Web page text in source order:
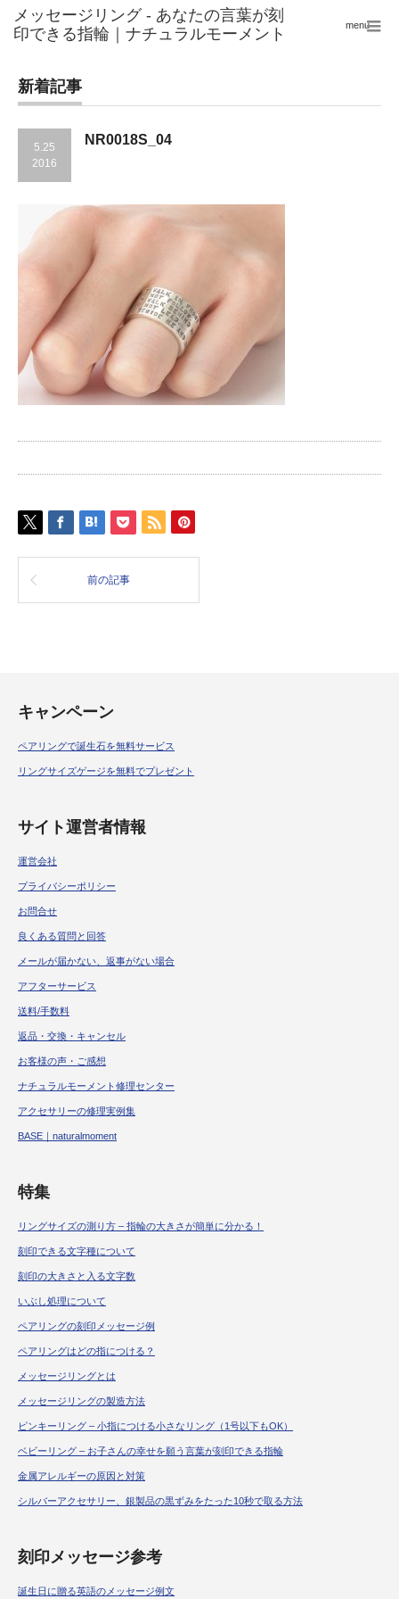
menu
新着記事
5.25
2016
NR0018S_04
前の記事
キャンペーン
ペアリングで誕生石を無料サービス
リングサイズゲージを無料でプレゼント
サイト運営者情報
運営会社
プライバシーポリシー
お問合せ
良くある質問と回答
メールが届かない、返事がない場合
アフターサービス
送料/手数料
返品・交換・キャンセル
お客様の声・ご感想
ナチュラルモーメント修理センター
アクセサリーの修理実例集
BASE｜naturalmoment
特集
リングサイズの測り方 – 指輪の大きさが簡単に分かる！
刻印できる文字種について
刻印の大きさと入る文字数
いぶし処理について
ペアリングの刻印メッセージ例
ペアリングはどの指につける？
メッセージリングとは
メッセージリングの製造方法
ピンキーリング – 小指につける小さなリング（1号以下もOK）
ベビーリング – お子さんの幸せを願う言葉が刻印できる指輪
金属アレルギーの原因と対策
シルバーアクセサリー、銀製品の黒ずみをたった10秒で取る方法
刻印メッセージ参考
誕生日に贈る英語のメッセージ例文